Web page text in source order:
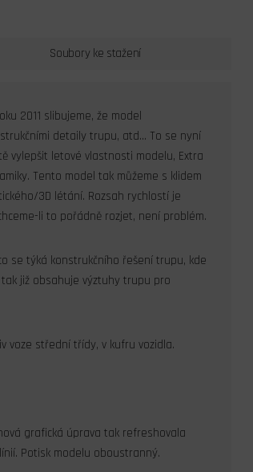
Soubory ke stažení
2011 slibujeme, že model
detaily trupu, atd… To se nyní
vylepšit letové vlastnosti modelu, Extra
Tento model tak můžeme s klidem
3D létání. Rozsah rychlostí je
li to pořádně rozjet, není problém.
se týká konstrukčního řešení trupu, kde
již obsahuje výztuhy trupu pro
voze střední třídy, v kufru vozidla.
grafická úprava tak refreshovala
Potisk modelu oboustranný.